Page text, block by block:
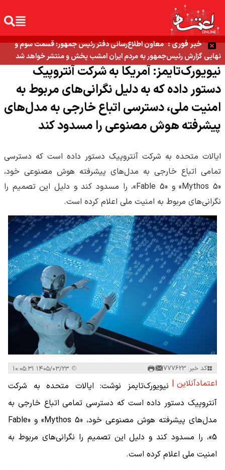
خبر فوری : معاون اطلاع‌رسانی دفتر رئیس جمهور: قسمت سوم و
نهایی گزارش رئیس‌جمهور به مردم ایران امشب پخش و منتشر خواهد شد
نیویورک‌تایمز: آمریکا به شرکت آنتروپیک
دستور داده که به دلیل نگرانی‌های مربوط به
امنیت ملی، دسترسی اتباع خارجی به مدل‌های
پیشرفته هوش مصنوعی را مسدود کند
ایالات متحده به شرکت آنتروپیک دستور داده است که دسترسی
تمامی اتباع خارجی به مدل‌های پیشرفته هوش مصنوعی خود،
«Mythos 5» و «Fable 5»، را مسدود کند و دلیل این تصمیم را
نگرانی‌های مربوط به امنیت ملی اعلام کرده است.
کد خبر: 777623
اعتمادآنلاین | نیویورک‌تایمز نوشت: ایالات متحده به شرکت
آنتروپیک دستور داده است که دسترسی تمامی اتباع خارجی به
مدل‌های پیشرفته هوش مصنوعی خود، «Mythos 5» و «Fable
5»، را مسدود کند و دلیل این تصمیم را نگرانی‌های مربوط به
امنیت ملی اعلام کرده است.